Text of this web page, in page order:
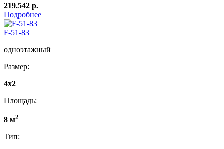
219.542 р.
Подробнее
F-51-83
одноэтажный
Размер:
4x2
Площадь:
8 м2
Тип: